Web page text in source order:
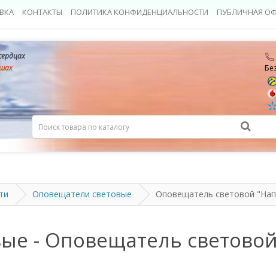
КОНТАКТЫ ПОЛИТИКА КОНФИДЕНЦИАЛЬНОСТИ ПУБЛИЧНАЯ
Оповещатели световые Оповещатель световой
- Оповещатель